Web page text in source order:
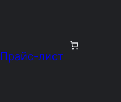
Прайс-лист